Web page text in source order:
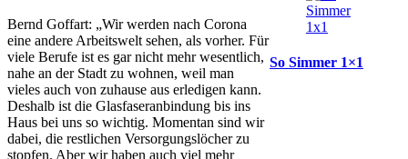
Bernd Goffart: „Wir werden nach Corona
eine andere Arbeitswelt sehen, als vorher. Für
viele Berufe ist es gar nicht mehr wesentlich,
nahe an der Stadt zu wohnen, weil man
vieles auch von zuhause aus erledigen kann.
Deshalb ist die Glasfaseranbindung bis ins
Haus bei uns so wichtig. Momentan sind wir
dabei, die restlichen Versorgungslöcher zu
stopfen. Aber wir haben auch viel mehr
So Simmer 1×1